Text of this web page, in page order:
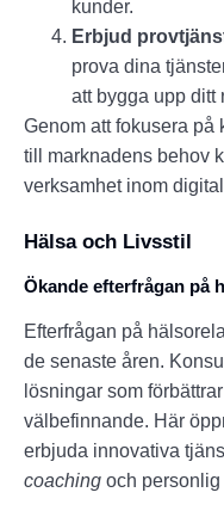
kunder.
Erbjud
prova dina
att bygga upp ditt
Genom att fokusera på
till marknadens behov
verksamhet inom
Hälsa och Livsstil
Ökande efterfrågan på
Efterfrågan på
de senaste åren.
lösningar som
välbefinnande. Här
erbjuda innovativa
coaching och